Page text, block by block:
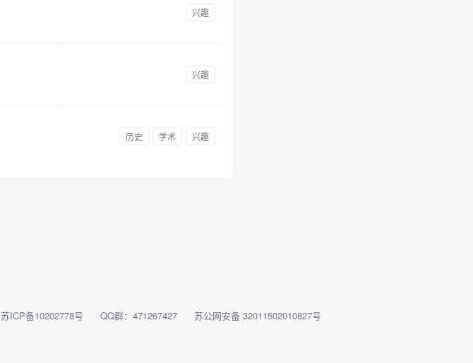
兴趣
兴趣
历史 学术 兴趣
苏ICP备10202778号 QQ群：471267427 苏公网安备 32011502010827号